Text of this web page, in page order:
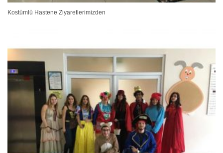
Kostümlü Hastene Ziyaretlerimizden